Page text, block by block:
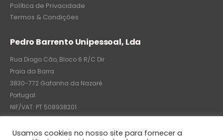
Política de Privacidade
Termos & Condições
Pedro Barrento Unipessoal, Lda
Rua Diogo Cão, Bloco 6 R/C Dir
Praia da Barra
3830-772 Gafanha da Nazaré
Portugal
NIF/VAT: PT 508938201
C.R.C.: 7004-8522-6075
Usamos cookies no nosso site para fornecer a